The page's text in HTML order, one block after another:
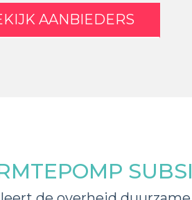
AANBIEDERS